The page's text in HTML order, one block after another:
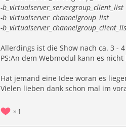
-b_virtualserver_servergroup_client_list
-b_virtualserver_channelgroup_list
-
Allerdings ist die Show nach ca. 3 -
PS:An dem Webmodul kann es
Hat jemand eine Idee woran es
Vielen lieben dank schon mal im
1